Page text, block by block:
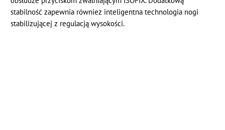
stabilność zapewnia również inteligentna technologia nogi
stabilizującej z regulacją wysokości.